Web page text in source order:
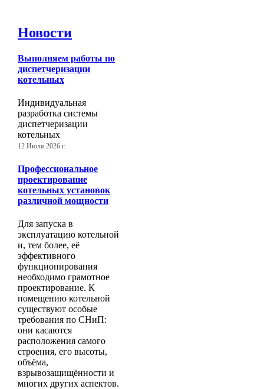
Новости
Выполняем работы по
диспетчеризации
котельных
Индивидуальная
разработка системы
диспетчеризации
котельных
12 Июля 2026 г.
Профессиональное
проектирование
котельных установок
различной мощности
Для запуска в
эксплуатацию котельной
и, тем более, её
эффективного
функционирования
необходимо грамотное
проектирование. К
помещению котельной
существуют особые
требования по СНиП:
они касаются
расположения самого
строения, его высоты,
объёма,
взрывозащищённости и
многих других аспектов.